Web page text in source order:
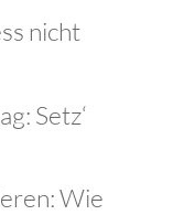
nicht
Setz‘
Wie